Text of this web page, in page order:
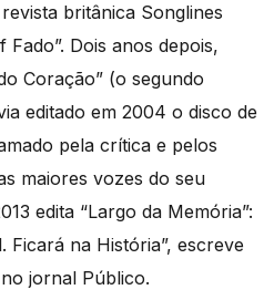
britânica Songlines
Dois anos depois,
Coração” (o segundo
editado em 2004 o disco de
pela crítica e pelos
maiores vozes do seu
edita “Largo da Memória”:
Ficará na História”, escreve
jornal Público.